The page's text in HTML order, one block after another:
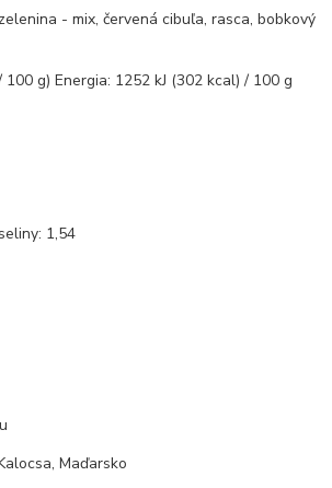
- mix, červená cibuľa, rasca, bobkový
g) Energia: 1252 kJ (302 kcal) / 100 g
1,54
Maďarsko